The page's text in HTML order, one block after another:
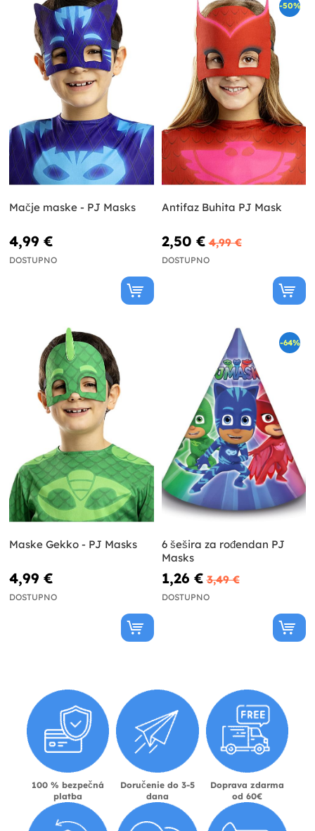
Mačje maske - PJ Masks
4,99 €
DOSTUPNO
-50%
Antifaz Buhita PJ Mask
2,50 € 4,99 €
DOSTUPNO
Maske Gekko - PJ Masks
4,99 €
DOSTUPNO
-64%
6 šešira za rođendan PJ
Masks
1,26 € 3,49 €
DOSTUPNO
100 % bezpečná
platba
Doručenie do 3-5
dana
Doprava zdarma
od 60€